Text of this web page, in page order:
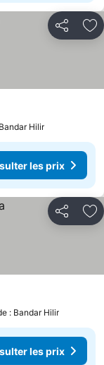
Partager
Hilir
les prix
Partager
: Bandar Hilir
les prix